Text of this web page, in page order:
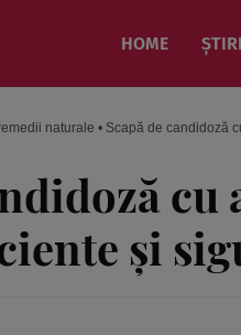
HOME ȘTIRI
naturale • Scapă de candidoză
și